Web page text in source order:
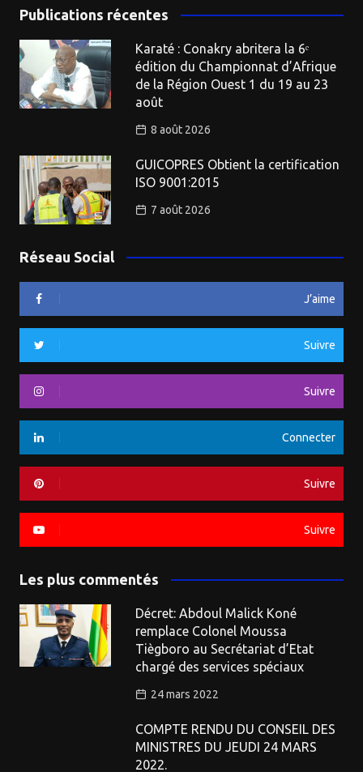
Publications récentes
Karaté : Conakry abritera la 6ᵉ
édition du Championnat d’Afrique
de la Région Ouest 1 du 19 au 23
août
8 août 2026
GUICOPRES Obtient la certification
ISO 9001:2015
7 août 2026
Réseau Social
J’aime
Suivre
Suivre
Connecter
Suivre
Suivre
Les plus commentés
Décret: Abdoul Malick Koné
remplace Colonel Moussa
Tiègboro au Secrétariat d’Etat
chargé des services spéciaux
24 mars 2022
COMPTE RENDU DU CONSEIL DES
MINISTRES DU JEUDI 24 MARS
2022.